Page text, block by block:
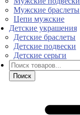
Мужские браслеты
Цепи мужские
Детские украшения
Детские браслеты
Детские подвески
Детские серьги
Поиск
товаров
Поиск